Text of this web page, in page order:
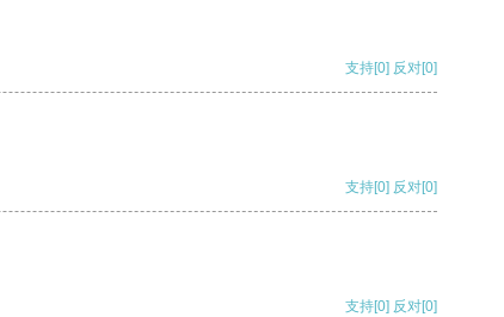
支持[0] 反对[0]
支持[0] 反对[0]
支持[0] 反对[0]